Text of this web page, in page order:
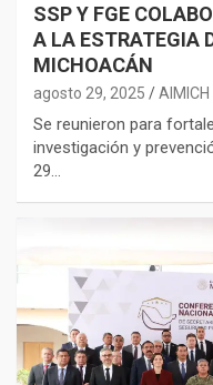
SSP Y FGE
A LA ESTRATEGIA
MICHOACÁN
agosto 29, 2025 AIMICH
Se reunieron para
investigación y
29…